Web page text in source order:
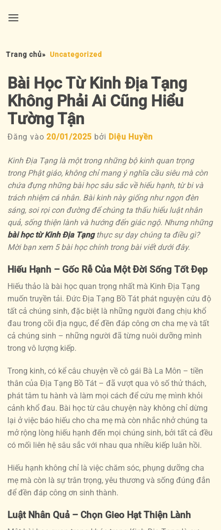
qua
Trang chủ» Uncategorized
Bài Học Từ Kinh Địa Tạng
Không Phải Ai Cũng Hiểu
Tường Tận
Đăng vào20/01/2025 bởi Diệu Huyền
Kinh Địa Tạng là một trong những bộ kinh quan trọng
trong Phật giáo, không chỉ mang ý nghĩa cầu siêu mà còn
chứa đựng những bài học sâu sắc về hiếu hạnh, từ bi và
trách nhiệm cá nhân. Bài kinh này giống như ngọn đèn
sáng, soi rọi con đường để chúng ta thấu hiểu luật nhân
quả, sống thiện lành và hướng đến giác ngộ. Nhưng những
bài học từ Kinh Địa Tạngthực sự dạy chúng ta điều gì?
Mời bạn xem 5 bài học chính trong bài viết dưới đây.
Hiếu Hạnh – Gốc Rễ Của Một Đời Sống Tốt Đẹp
Hiếu thảo là bài học quan trọng nhất mà Kinh Địa Tạng
muốn truyền tải. Đức Địa Tạng Bồ Tát phát nguyện cứu độ
tất cả chúng sinh, đặc biệt là những người đang chịu khổ
đau trong cõi địa ngục, để đền đáp công ơn cha mẹ và tất
cả chúng sinh – những người đã từng nuôi dưỡng mình
trong vô lượng kiếp.
Trong kinh, có kể câu chuyện về cô gái Bà La Môn – tiền
thân của Địa Tạng Bồ Tát – đã vượt qua vô số thử thách,
phát tâm tu hành và làm mọi cách để cứu mẹ mình khỏi
cảnh khổ đau. Bài học từ câu chuyện này không chỉ dừng
lại ở việc báo hiếu cho cha mẹ mà còn nhắc nhở chúng ta
mở rộng lòng hiếu hạnh đến mọi chúng sinh, bởi tất cả đều
có mối liên hệ sâu sắc với nhau qua nhiều kiếp luân hồi.
Hiếu hạnh không chỉ là việc chăm sóc, phụng dưỡng cha
mẹ mà còn là sự trân trọng, yêu thương và sống đúng đắn
để đền đáp công ơn sinh thành.
Luật Nhân Quả – Chọn Gieo Hạt Thiện Lành